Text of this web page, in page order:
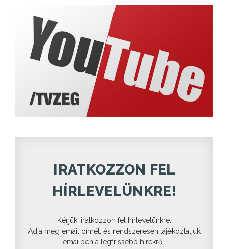
IRATKOZZON FEL
HÍRLEVELÜNKRE!
Kérjük, iratkozzon fel hírlevelünkre.
Adja meg email címét, és rendszeresen tájékoztatjuk
emailben a legfrissebb hírekről.